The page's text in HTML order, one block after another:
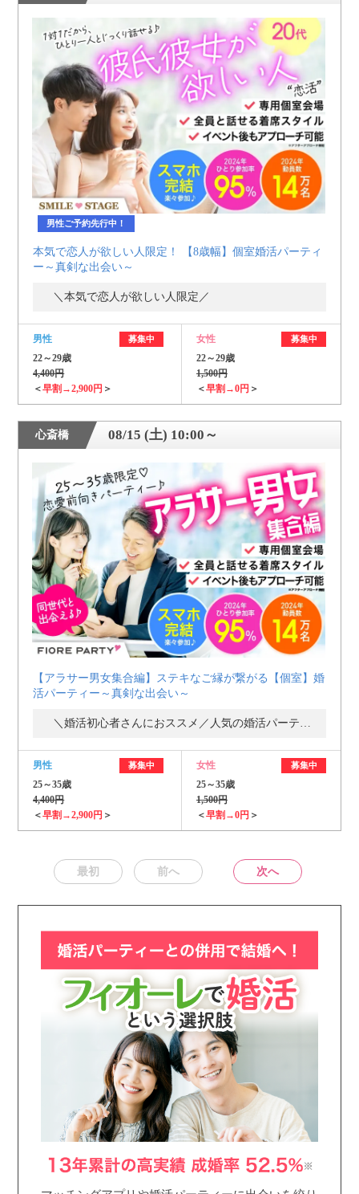
男性ご予約先行中！
本気で恋人が欲しい人限定！ 【8歳幅】個室婚活パーティ
ー～真剣な出会い～
＼本気で恋人が欲しい人限定／
男性 募集中
22～29歳
4,400円
＜早割→2,900円 ＞
女性 募集中
22～29歳
1,500円
＜早割→0円 ＞
心斎橋 08/15 (土) 10:00～
【アラサー男女集合編】ステキなご縁が繋がる【個室】婚
活パーティー～真剣な出会い～
＼婚活初心者さんにおススメ／人気の婚活パーティー・街コン
男性 募集中
25～35歳
4,400円
＜早割→2,900円 ＞
女性 募集中
25～35歳
1,500円
＜早割→0円 ＞
最初 前へ 次へ